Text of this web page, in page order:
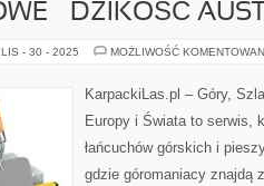
– DZIKOŚĆ
LIS - 30 - 2025 MOŻLIWOŚĆ
KarpackiLas.pl – Góry,
Europy i Świata to serwis,
łańcuchów górskich i
gdzie góromaniacy znajdą